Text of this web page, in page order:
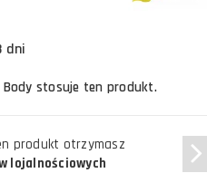
dni
Body stosuje ten produkt.
produkt otrzymasz
lojalnościowych